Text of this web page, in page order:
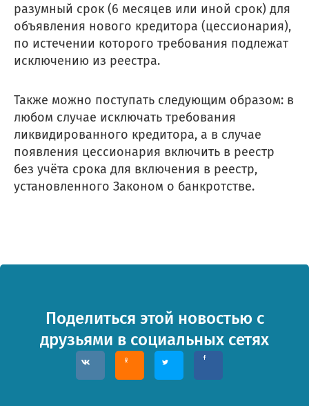
разумный срок (6 месяцев или иной срок) для
объявления нового кредитора (цессионария),
по истечении которого требования подлежат
исключению из реестра.
Также можно поступать следующим образом: в
любом случае исключать требования
ликвидированного кредитора, а в случае
появления цессионария включить в реестр
без учёта срока для включения в реестр,
установленного Законом о банкротстве.
Поделиться этой новостью с
друзьями в социальных сетях